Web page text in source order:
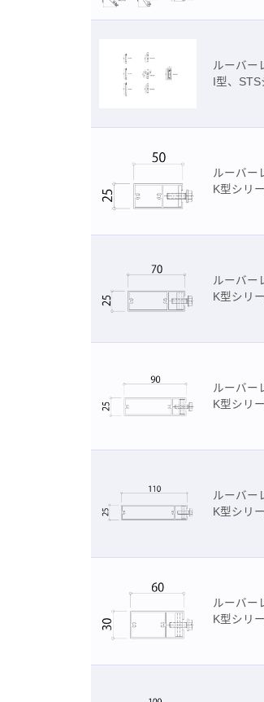
ルーバー
I型、
ルーバー
K型シリ
ルーバー
K型シリ
ルーバー
K型シリ
ルーバー
K型シリ
ルーバー
K型シリ